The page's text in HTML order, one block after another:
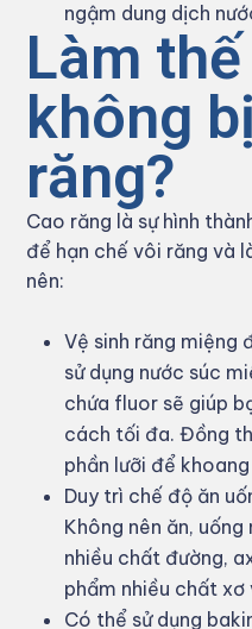
ngậm dung dịch
Làm
không
răng?
Cao răng là sự hình
để hạn chế vôi răng và
nên:
Vệ sinh răng miệng
sử dụng nước súc
chứa fluor sẽ giúp
cách tối đa. Đồng
phần lưỡi để
Duy trì chế độ ăn
Không nên ăn,
nhiều chất đường,
phẩm nhiều chất xơ
Có thể sử dụng